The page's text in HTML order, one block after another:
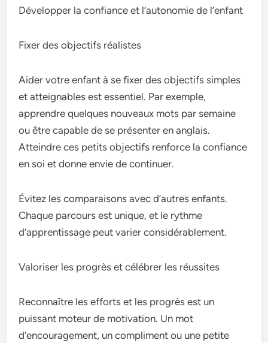
Développer la confiance et l’autonomie de l’enfant
Fixer des objectifs réalistes
Aider votre enfant à se fixer des objectifs simples
et atteignables est essentiel. Par exemple,
apprendre quelques nouveaux mots par semaine
ou être capable de se présenter en anglais.
Atteindre ces petits objectifs renforce la confiance
en soi et donne envie de continuer.
Évitez les comparaisons avec d’autres enfants.
Chaque parcours est unique, et le rythme
d’apprentissage peut varier considérablement.
Valoriser les progrès et célébrer les réussites
Reconnaître les efforts et les progrès est un
puissant moteur de motivation. Un mot
d’encouragement, un compliment ou une petite